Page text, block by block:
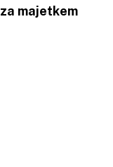
majetkem